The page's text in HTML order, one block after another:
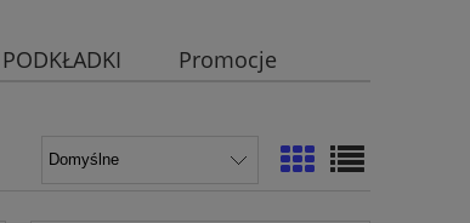
PODKŁADKI Promocje